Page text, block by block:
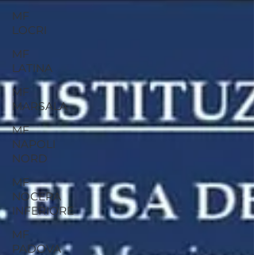
MF
LOCRI
MF
LATINA
MF
MARSALA
MF
NAPOLI
NORD
MF
NOCERA
INFERIORE
MF
PADOVA